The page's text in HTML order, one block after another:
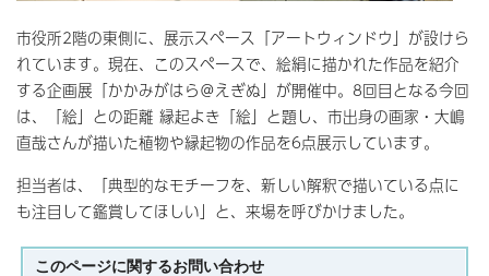
市役所2階の東側に、展示スペース「アートウィンドウ」が設けら
れています。現在、このスペースで、絵絹に描かれた作品を紹介
する企画展「かかみがはら＠えぎぬ」が開催中。8回目となる今回
は、「絵」との距離 縁起よき「絵」と題し、市出身の画家・大嶋
直哉さんが描いた植物や縁起物の作品を6点展示しています。
担当者は、「典型的なモチーフを、新しい解釈で描いている点に
も注目して鑑賞してほしい」と、来場を呼びかけました。
このページに関するお問い合わせ